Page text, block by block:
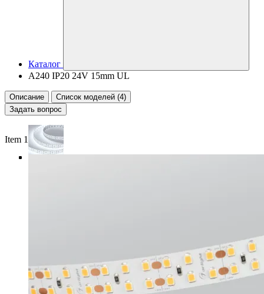
Каталог
A240 IP20 24V 15mm UL
Описание
Список моделей (4)
Задать вопрос
Item 1 of 4